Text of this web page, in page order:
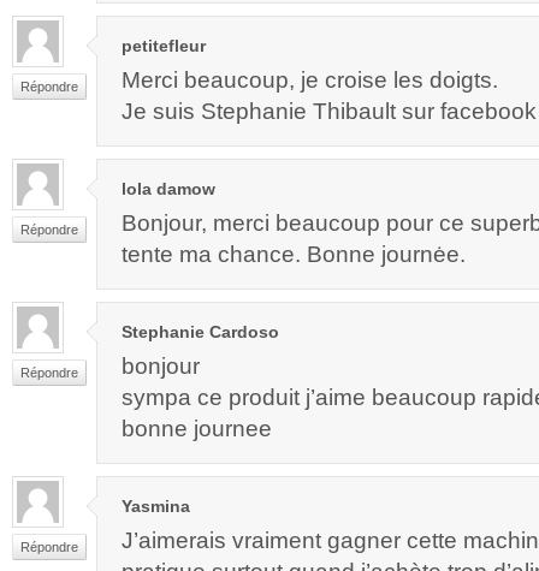
Répondre
petitefleur
Merci beaucoup, je croise les doigts.
Je suis Stephanie Thibault sur facebook
Répondre
lola damow
Bonjour, merci beaucoup pour ce
tente ma chance. Bonne journėe.
Répondre
Stephanie Cardoso
bonjour
sympa ce produit j’aime beaucoup
bonne journee
Répondre
Yasmina
J’aimerais vraiment gagner cette